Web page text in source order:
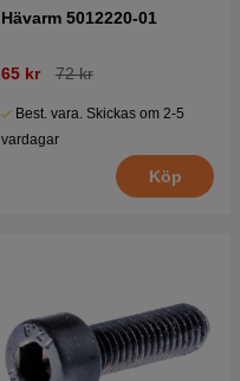
Hävarm 5012220-01
65 kr 72 kr
Best. vara. Skickas om 2-5
vardagar
Köp